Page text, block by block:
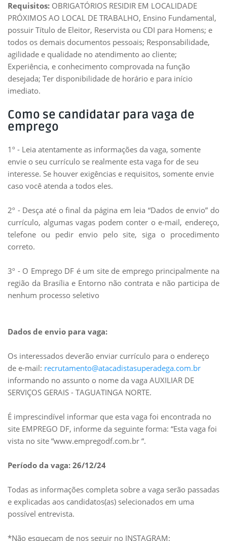
Requisitos: OBRIGATÓRIOS RESIDIR EM LOCALIDADE
PRÓXIMOS AO LOCAL DE TRABALHO, Ensino Fundamental,
possuir Título de Eleitor, Reservista ou CDI para Homens; e
todos os demais documentos pessoais; Responsabilidade,
agilidade e qualidade no atendimento ao cliente;
Experiência, e conhecimento comprovada na função
desejada; Ter disponibilidade de horário e para início
imediato.
Como se candidatar para vaga de
emprego
1º - Leia atentamente as informações da vaga, somente
envie o seu currículo se realmente esta vaga for de seu
interesse. Se houver exigências e requisitos, somente envie
caso você atenda a todos eles.
2º - Desça até o final da página em leia “Dados de envio” do
currículo, algumas vagas podem conter o e-mail, endereço,
telefone ou pedir envio pelo site, siga o procedimento
correto.
3º - O Emprego DF é um site de emprego principalmente na
região da Brasília e Entorno não contrata e não participa de
nenhum processo seletivo
Dados de envio para vaga:
Os interessados deverão enviar currículo para o endereço
de e-mail: recrutamento@atacadistasuperadega.com.br
informando no assunto o nome da vaga AUXILIAR DE
SERVIÇOS GERAIS - TAGUATINGA NORTE.
É imprescindível informar que esta vaga foi encontrada no
site EMPREGO DF, informe da seguinte forma: “Esta vaga foi
vista no site “www.empregodf.com.br “.
Período da vaga: 26/12/24
Todas as informações completa sobre a vaga serão passadas
e explicadas aos candidatos(as) selecionados em uma
possível entrevista.
*Não esqueçam de nos seguir no INSTAGRAM: